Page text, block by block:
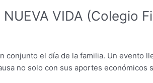
VIDA (Colegio
el día de la familia. Un evento
no solo con sus aportes económicos